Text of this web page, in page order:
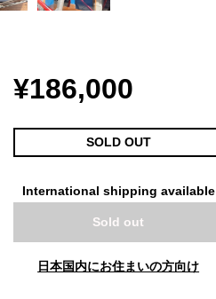
¥186,000
SOLD OUT
International shipping available
Sold out
日本国内にお住まいの方向け